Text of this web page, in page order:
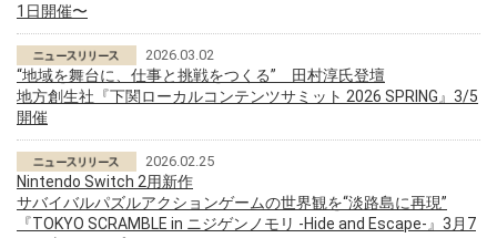
1日開催〜
2026.03.02
“地域を舞台に、仕事と挑戦をつくる” 田村淳氏登壇
地方創生社『下関ローカルコンテンツサミット 2026 SPRING』3/5
開催
2026.02.25
Nintendo Switch 2用新作
サバイバルパズルアクションゲームの世界観を“淡路島に再現”
『TOKYO SCRAMBLE in ニジゲンノモリ -Hide and Escape-』3月7